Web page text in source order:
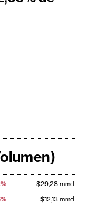
$29,28 mmd
$12,13 mmd